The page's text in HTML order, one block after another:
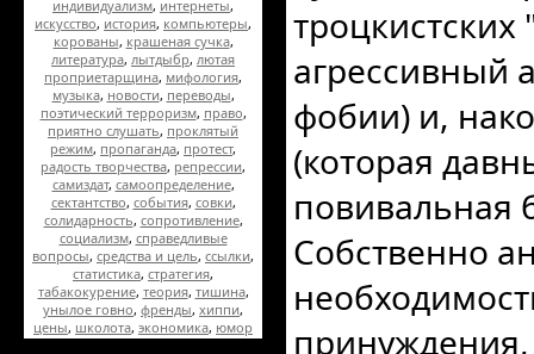
индивидуализм, интернеты,
искусство, история, компьютеры,
корованы, крашеная сучка,
литература, лытдыбр, лютая
проприетарщина, мифология,
музыка, новости, переводы,
поэтический терроризм, право,
приятно слушать, проклятый
режим, пропаганда, протест,
радость творчества, репрессии,
самиздат, самоопределение,
сектантство, события, совки,
солидарность, сопротивление,
социализм, справедливые
вопросы, средства и цель, ссылки,
статистика, стратегия,
табакокурение, теория, тишина,
унылое говно, френды, хиппи,
цены, школота, экономика, юмор
агрессивный
фобии) и,
(которая
повивальная
Собственно
принуждения,